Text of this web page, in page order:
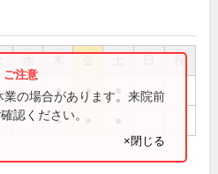
祝
● ●
●
の場合があります。来院前
認ください。
×閉じる